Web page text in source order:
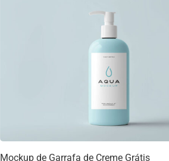
Mockup de Garrafa de Creme Grátis